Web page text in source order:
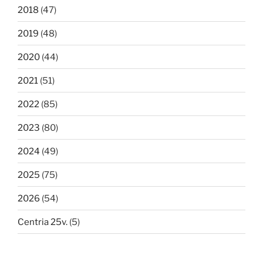
2018 (47)
2019 (48)
2020 (44)
2021 (51)
2022 (85)
2023 (80)
2024 (49)
2025 (75)
2026 (54)
Centria 25v. (5)